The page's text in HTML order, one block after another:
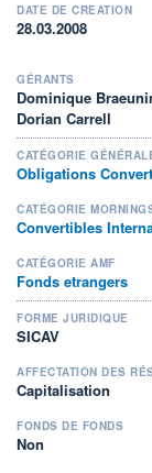
DATE DE CRÉATION
28.03.2008
GÉRANTS
Dominique
Dorian Carrell
CATÉGORIE
Obligations
CATÉGORIE
Convertibles
CATÉGORIE AMF
Fonds etrangers
FORME JURIDIQUE
SICAV
AFFECTATION DES
Capitalisation
FONDS DE FONDS
Non